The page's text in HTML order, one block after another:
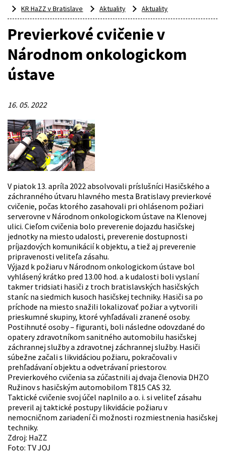
KR HaZZ v Bratislave
Aktuality Aktuality
Previerkové cvičenie v
Národnom onkologickom
ústave
16. 05. 2022
V piatok 13. apríla 2022 absolvovali príslušníci Hasičského a
záchranného útvaru hlavného mesta Bratislavy previerkové
cvičenie, počas ktorého zasahovali pri ohlásenom požiari
serverovne v Národnom onkologickom ústave na Klenovej
ulici. Cieľom cvičenia bolo preverenie dojazdu hasičskej
jednotky na miesto udalosti, preverenie dostupnosti
príjazdových komunikácií k objektu, a tiež aj preverenie
pripravenosti veliteľa zásahu.
Výjazd k požiaru v Národnom onkologickom ústave bol
vyhlásený krátko pred 13.00 hod. a k udalosti boli vyslaní
takmer tridsiati hasiči z troch bratislavských hasičských
staníc na siedmich kusoch hasičskej techniky. Hasiči sa po
príchode na miesto snažili lokalizovať požiar a vytvorili
prieskumné skupiny, ktoré vyhľadávali zranené osoby.
Postihnuté osoby – figuranti, boli následne odovzdané do
opatery zdravotníkom sanitného automobilu hasičskej
záchrannej služby a zdravotnej záchrannej služby. Hasiči
súbežne začali s likvidáciou požiaru, pokračovali v
prehľadávaní objektu a odvetrávaní priestorov.
Previerkového cvičenia sa zúčastnili aj dvaja členovia DHZO
Ružinov s hasičským automobilom T815 CAS 32.
Taktické cvičenie svoj účel naplnilo a o. i. si veliteľ zásahu
preveril aj taktické postupy likvidácie požiaru v
nemocničnom zariadení či možnosti rozmiestnenia hasičskej
techniky.
Zdroj: HaZZ
Foto: TV JOJ